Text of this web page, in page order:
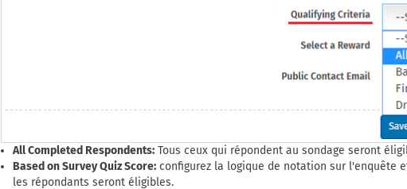
All Completed Respondents: Tous ceux qui répondent au sondage seront
Based on Survey Quiz Score: configurez la logique de notation sur l'enquête
les répondants seront éligibles.